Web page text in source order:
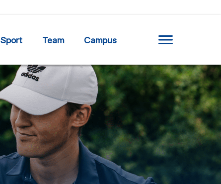
Sport Team Campus